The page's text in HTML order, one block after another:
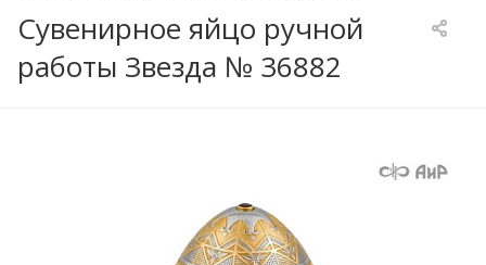
Сувенирное яйцо ручной
работы Звезда № 36882